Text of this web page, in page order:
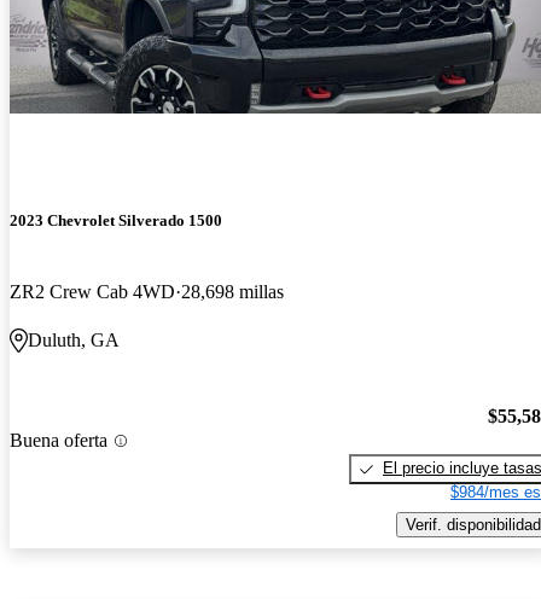
2023 Chevrolet Silverado 1500
ZR2 Crew Cab 4WD 28,698 millas
Duluth, GA
Buena oferta
El precio incluye tasas
$984/mes
Verif. disponibilidad